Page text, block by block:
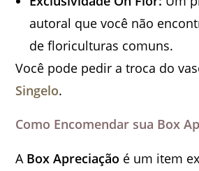
autoral que você não
de floriculturas comuns.
Você pode pedir a troca do
Singelo.
Como Encomendar sua Box
A Box Apreciação é um item